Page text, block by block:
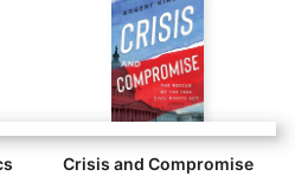
Crisis and Compromise